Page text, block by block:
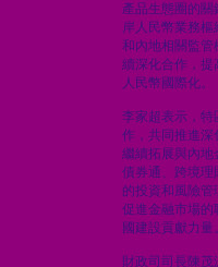
產品生態圈的
岸人民幣業務
和內地相關監管
續深化合作，提
人民幣國際化。
李家超表示，特
作，共同推進深
繼續拓展與內地
債券通、跨境理
的投資和風險
促進金融市場的
國建設貢獻力量
財政司司長陳